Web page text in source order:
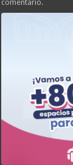
comentario.